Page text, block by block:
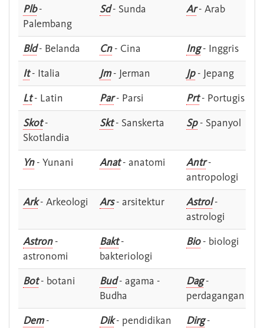
Plb-
Palembang
Sd- Sunda Ar- Arab
Bld- Belanda Cn- Cina Ing- Inggris
It- Italia Jm- Jerman Jp- Jepang
Lt- Latin Par- Parsi Prt- Portugis
Skot-
Skotlandia
Skt- Sanskerta Sp- Spanyol
Yn- Yunani Anat- anatomi Antr-
antropologi
Ark- Arkeologi Ars- arsitektur Astrol-
astrologi
Astron-
astronomi
Bakt-
bakteriologi
Bio- biologi
Bot- botani Bud- agama -
Budha
Dag-
perdagangan
Dem-
Dik- pendidikan Dirg-